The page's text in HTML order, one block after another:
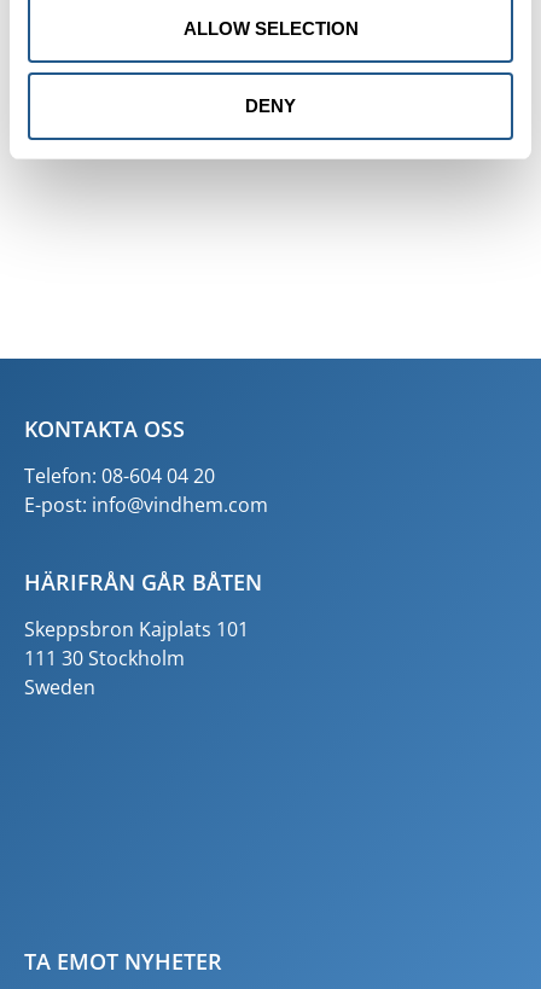
ALLOW SELECTION
DENY
KONTAKTA OSS
Telefon: 08-604 04 20
E-post: info@vindhem.com
HÄRIFRÅN GÅR BÅTEN
Skeppsbron Kajplats 101
111 30 Stockholm
Sweden
TA EMOT NYHETER